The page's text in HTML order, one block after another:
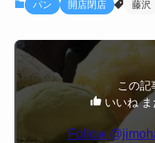
パン 開店閉店 藤沢
この記
いいね ま
Follow